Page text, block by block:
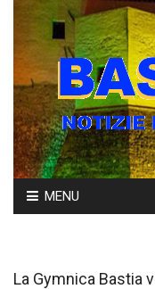
Skip
to
MENU
La Gymnica Bastia